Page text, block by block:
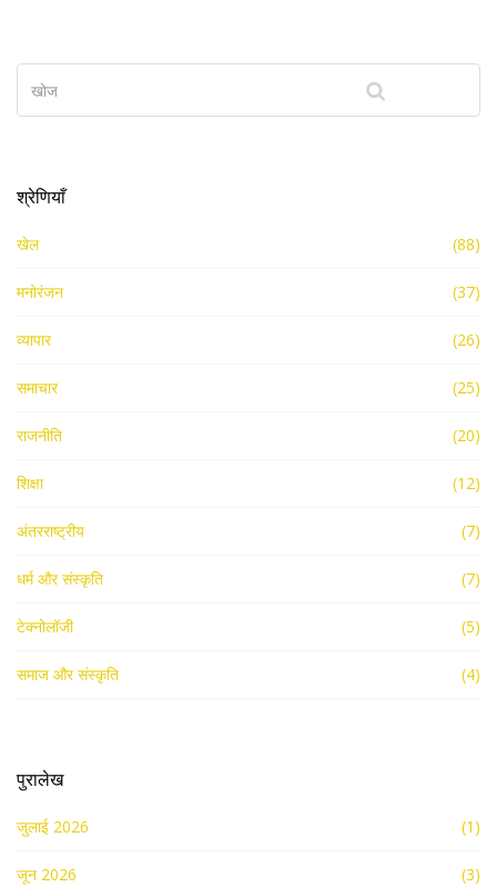
श्रेणियाँ
खेल (88)
मनोरंजन (37)
व्यापार (26)
समाचार (25)
राजनीति (20)
शिक्षा (12)
अंतरराष्ट्रीय (7)
धर्म और संस्कृति (7)
टेक्नोलॉजी (5)
समाज और संस्कृति (4)
पुरालेख
जुलाई 2026 (1)
जून 2026 (3)